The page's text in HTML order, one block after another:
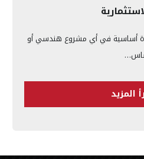
أساسية في أي مشروع هندسي أو
المزيد